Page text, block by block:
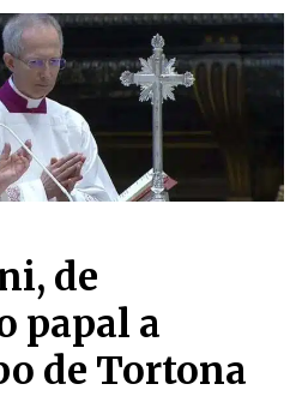
de
papal a
de Tortona